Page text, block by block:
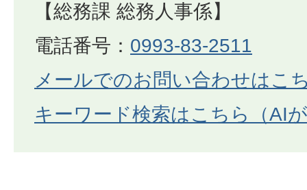
【総務課 総務人事係】
電話番号： 0993-83-2511
メールでのお問い合わせはこ
キーワード検索はこちら（AI